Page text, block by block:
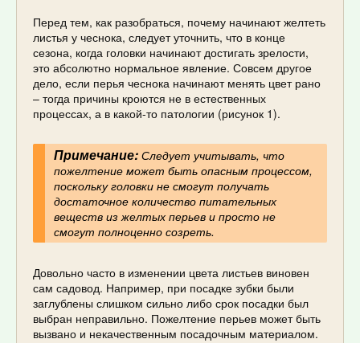
Перед тем, как разобраться, почему начинают желтеть
листья у чеснока, следует уточнить, что в конце
сезона, когда головки начинают достигать зрелости,
это абсолютно нормальное явление. Совсем другое
дело, если перья чеснока начинают менять цвет рано
– тогда причины кроются не в естественных
процессах, а в какой-то патологии (рисунок 1).
Примечание:Следует учитывать, что
пожелтение может быть опасным процессом,
поскольку головки не смогут получать
достаточное количество питательных
веществ из желтых перьев и просто не
смогут полноценно созреть.
Довольно часто в изменении цвета листьев виновен
сам садовод. Например, при посадке зубки были
заглублены слишком сильно либо срок посадки был
выбран неправильно. Пожелтение перьев может быть
вызвано и некачественным посадочным материалом.